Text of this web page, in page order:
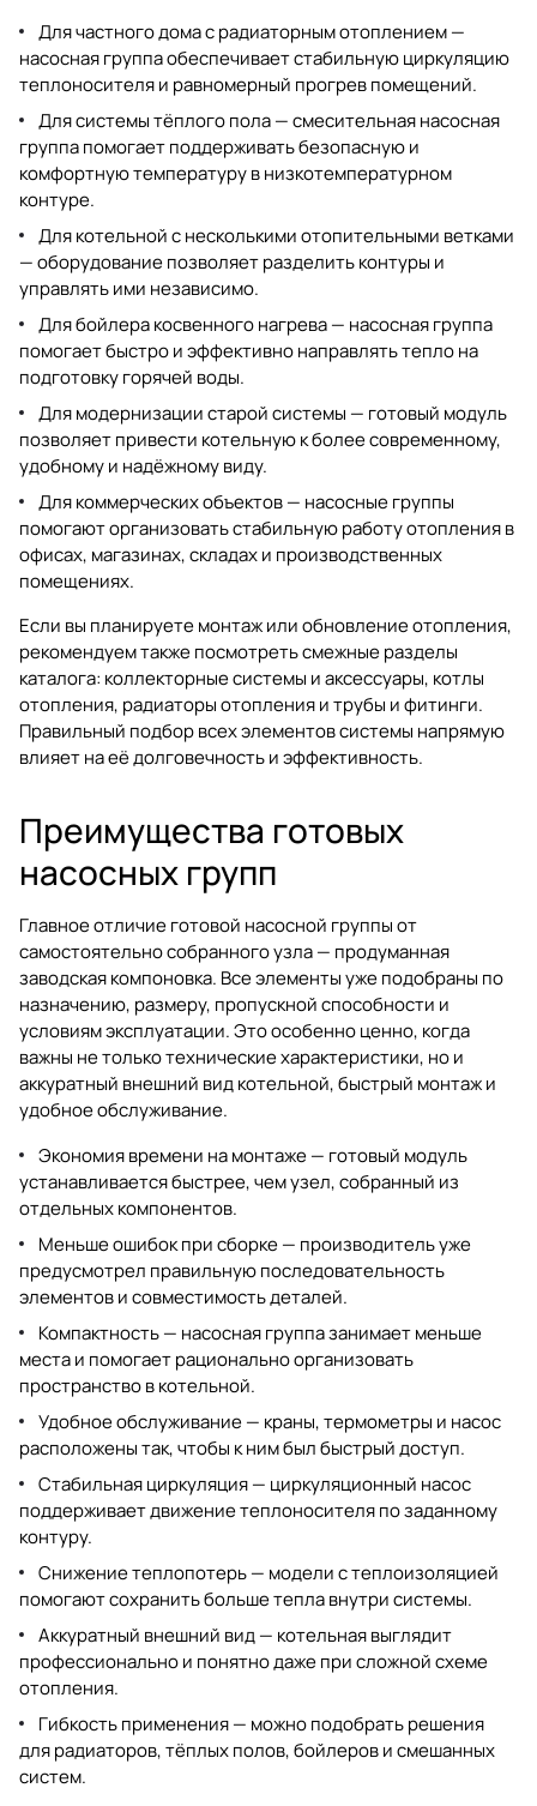
Для частного дома с радиаторным отоплением —
насосная группа обеспечивает стабильную циркуляцию
теплоносителя и равномерный прогрев помещений.
Для системы тёплого пола — смесительная насосная
группа помогает поддерживать безопасную и
комфортную температуру в низкотемпературном
контуре.
Для котельной с несколькими отопительными ветками
— оборудование позволяет разделить контуры и
управлять ими независимо.
Для бойлера косвенного нагрева — насосная группа
помогает быстро и эффективно направлять тепло на
подготовку горячей воды.
Для модернизации старой системы — готовый модуль
позволяет привести котельную к более современному,
удобному и надёжному виду.
Для коммерческих объектов — насосные группы
помогают организовать стабильную работу отопления в
офисах, магазинах, складах и производственных
помещениях.
Если вы планируете монтаж или обновление отопления,
рекомендуем также посмотреть смежные разделы
каталога: коллекторные системы и аксессуары, котлы
отопления, радиаторы отопленияитрубы и фитинги.
Правильный подбор всех элементов системы напрямую
влияет на её долговечность и эффективность.
Преимущества готовых
насосных групп
Главное отличие готовой насосной группы от
самостоятельно собранного узла — продуманная
заводская компоновка. Все элементы уже подобраны по
назначению, размеру, пропускной способности и
условиям эксплуатации. Это особенно ценно, когда
важны не только технические характеристики, но и
аккуратный внешний вид котельной, быстрый монтаж и
удобное обслуживание.
Экономия времени на монтаже — готовый модуль
устанавливается быстрее, чем узел, собранный из
отдельных компонентов.
Меньше ошибок при сборке — производитель уже
предусмотрел правильную последовательность
элементов и совместимость деталей.
Компактность — насосная группа занимает меньше
места и помогает рационально организовать
пространство в котельной.
Удобное обслуживание — краны, термометры и насос
расположены так, чтобы к ним был быстрый доступ.
Стабильная циркуляция — циркуляционный насос
поддерживает движение теплоносителя по заданному
контуру.
Снижение теплопотерь — модели с теплоизоляцией
помогают сохранить больше тепла внутри системы.
Аккуратный внешний вид — котельная выглядит
профессионально и понятно даже при сложной схеме
отопления.
Гибкость применения — можно подобрать решения
для радиаторов, тёплых полов, бойлеров и смешанных
систем.